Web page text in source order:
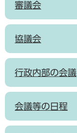
審議会
協議会
行政内部の会議
会議等の日程